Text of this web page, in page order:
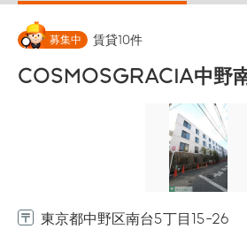
募集中 賃貸10件
COSMOSGRACIA中野
東京都中野区南台5丁目15-26